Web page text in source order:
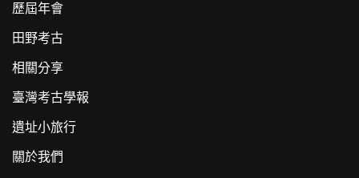
歷屆年會
田野考古
相關分享
臺灣考古學報
遺址小旅行
關於我們